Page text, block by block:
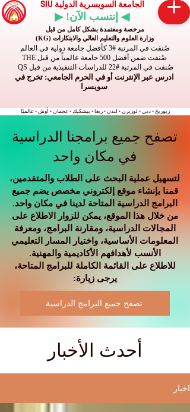
الجامعة السويسرية الدولية SIU
◀ إنتسب الآن! ▶
مرخصة ومعتمدة بشكل كامل من قبل
وزارة العلوم والتعليم العالي والابتكارات (KG)
صُنفت في المرتبة #3 كأفضل جامعة دولية في العالم
صُنفت ضمن أفضل 500 جامعة عالمياً من قبل THE
صُنفت في المرتبة #22 للدراسات التنفيذية من قبل QS
ادرس عبر الإنترنت أو في الحرم الجامعي: تخرج في
سويسرا
زيوريخ • دبي • لوزيرن • لندن • ريغا • بيشكيك • عجمان • أوش • عالميًا
تصفح جميع برامجنا الدراسية
في مكان واحد
لتسهيل عملية البحث على الطلاب والمتقدمين،
قمنا بإنشاء موقع إلكتروني مخصص يضم جميع
البرامج الدراسية المتاحة لدينا في مكان واحد.
من خلال هذا الموقع، يمكن للزوار الاطلاع على
المجالات الدراسية، ومقارنة البرامج، ومعرفة
المعلومات الأساسية، واختيار المسار التعليمي
الأنسب لأهدافهم الأكاديمية والمهنية.
للاطلاع على القائمة الكاملة للبرامج المتاحة،
يرجى زيارة:
تصفح جميع البرامج الدراسية
أحدث الأخبار
اخبار